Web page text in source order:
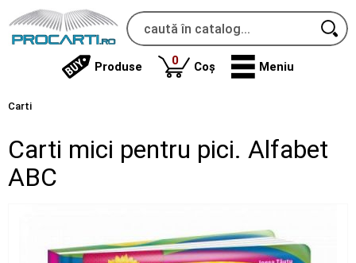
Produse 0produse
Coș Meniu
Carti
Carti mici pentru pici. Alfabet
ABC